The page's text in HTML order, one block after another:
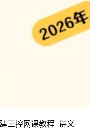
三控网课教程+讲义